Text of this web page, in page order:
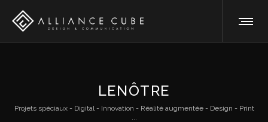
LENÔTRE
Projets spéciaux - Digital - Innovation - Réalité augmentée - Design - Print
...